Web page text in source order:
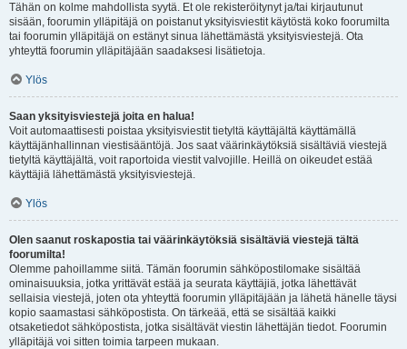
Tähän on kolme mahdollista syytä. Et ole rekisteröitynyt ja/tai kirjautunut
sisään, foorumin ylläpitäjä on poistanut yksityisviestit käytöstä koko foorumilta
tai foorumin ylläpitäjä on estänyt sinua lähettämästä yksityisviestejä. Ota
yhteyttä foorumin ylläpitäjään saadaksesi lisätietoja.
Ylös
Saan yksityisviestejä joita en halua!
Voit automaattisesti poistaa yksityisviestit tietyltä käyttäjältä käyttämällä
käyttäjänhallinnan viestisääntöjä. Jos saat väärinkäytöksiä sisältäviä viestejä
tietyltä käyttäjältä, voit raportoida viestit valvojille. Heillä on oikeudet estää
käyttäjiä lähettämästä yksityisviestejä.
Ylös
Olen saanut roskapostia tai väärinkäytöksiä sisältäviä viestejä tältä
foorumilta!
Olemme pahoillamme siitä. Tämän foorumin sähköpostilomake sisältää
ominaisuuksia, jotka yrittävät estää ja seurata käyttäjiä, jotka lähettävät
sellaisia viestejä, joten ota yhteyttä foorumin ylläpitäjään ja lähetä hänelle täysi
kopio saamastasi sähköpostista. On tärkeää, että se sisältää kaikki
otsaketiedot sähköpostista, jotka sisältävät viestin lähettäjän tiedot. Foorumin
ylläpitäjä voi sitten toimia tarpeen mukaan.